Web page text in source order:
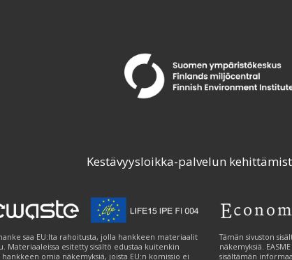
Kestävyysloikka-palvelun
saa EU:lta rahoitusta, jolla hankkeen materiaalit
Materiaaleissa esitetty sisältö edustaa kuitenkin
hankkeen omia näkemyksiä, joista EU:n komissio ei
Tämän sivuston
näkemyksiä.
sisältämän